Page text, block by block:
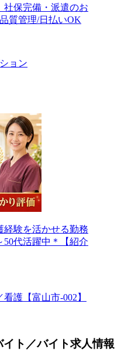
社保完備・派遣のお
質管理/日払いOK
ョン
経験を活かせる勤務
代活躍中＊【紹介
護【富山市-002】
ト／バイト求人情報